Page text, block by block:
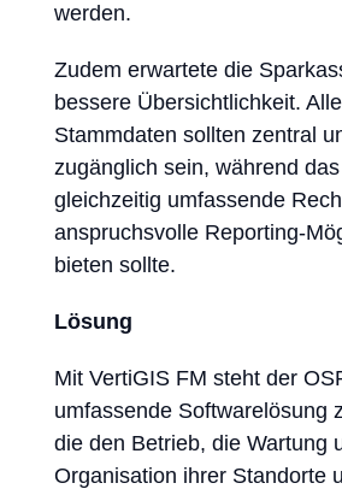
werden.
Zudem erwartete die
bessere Übersichtlichkeit.
Stammdaten sollten zentral
zugänglich sein, während
gleichzeitig umfassende
anspruchsvolle Reporting-
bieten sollte.
Lösung
Mit VertiGIS FM steht der
umfassende Softwarelösung
die den Betrieb, die Wartung
Organisation ihrer Standorte